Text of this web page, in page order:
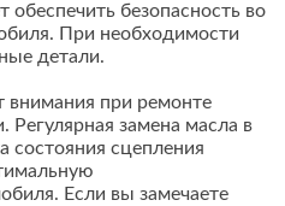
безопасность во
При необходимости
детали.
внимания при ремонте
замена масла в
состояния сцепления
Если вы замечаете